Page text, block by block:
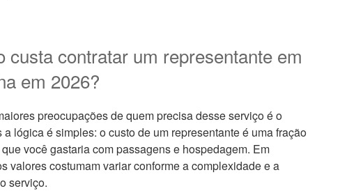
custa contratar um representante em
em 2026?
preocupações de quem precisa desse serviço é o
a lógica é simples: o custo de um representante é uma fração
você gastaria com passagens e hospedagem. Em
valores costumam variar conforme a complexidade e a
serviço.